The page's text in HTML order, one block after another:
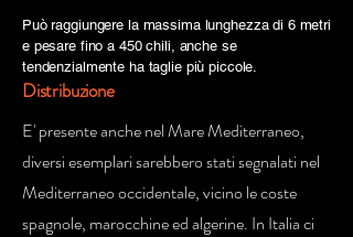
Può raggiungere la massima lunghezza di 6 metri
e pesare fino a 450 chili, anche se
tendenzialmente ha taglie più piccole.
Distribuzione
E' presente anche nel Mare Mediterraneo,
diversi esemplari sarebbero stati segnalati nel
Mediterraneo occidentale, vicino le coste
spagnole, marocchine ed algerine. In Italia ci